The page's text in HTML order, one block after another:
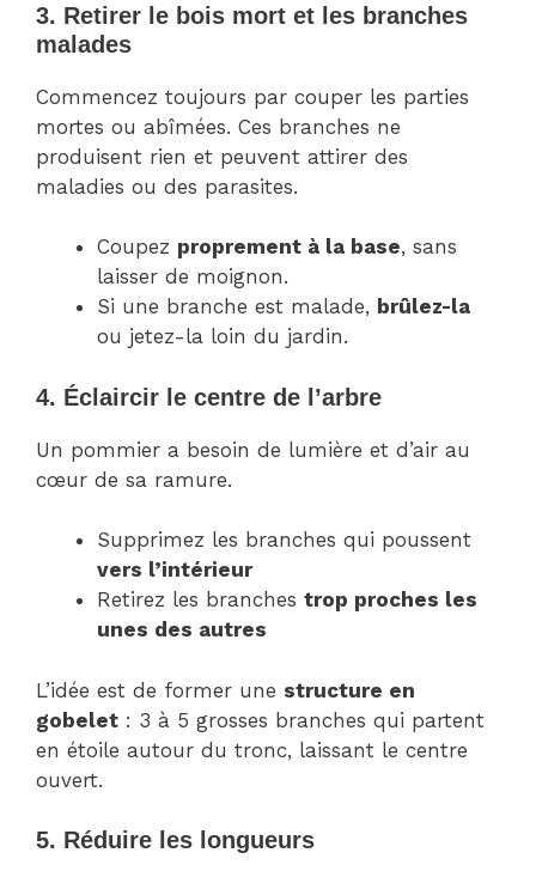
3. Retirer le bois mort et les branches
malades
Commencez toujours par couper les parties
mortes ou abîmées. Ces branches ne
produisent rien et peuvent attirer des
maladies ou des parasites.
Coupez proprement à la base, sans
laisser de moignon.
Si une branche est malade, brûlez-la
ou jetez-la loin du jardin.
4. Éclaircir le centre de l’arbre
Un pommier a besoin de lumière et d’air au
cœur de sa ramure.
Supprimez les branches qui poussent
vers l’intérieur
Retirez les branches trop proches les
unes des autres
L’idée est de former une structure en
gobelet : 3 à 5 grosses branches qui partent
en étoile autour du tronc, laissant le centre
ouvert.
5. Réduire les longueurs